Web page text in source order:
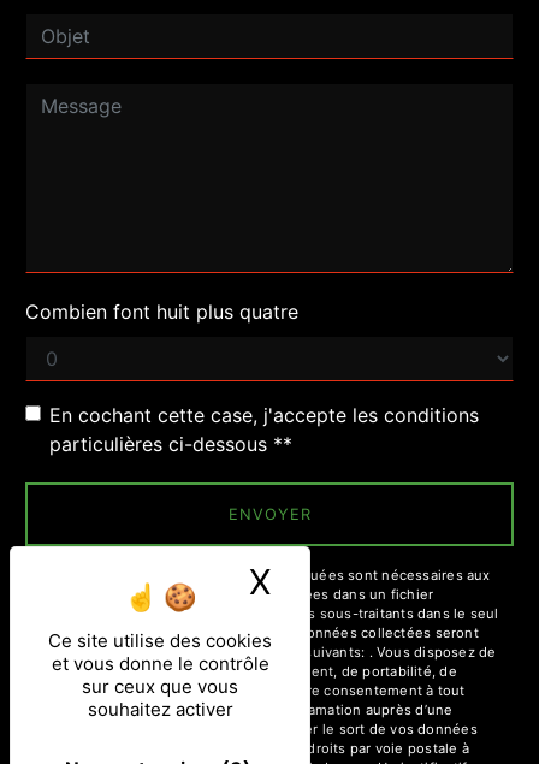
Ce site utilise des cookies
et vous donne le contrôle
sur ceux que vous
souhaitez activer
X Masquer le
Combien font huit plus quatre
En cochant cette case, j'accepte les conditions
particulières ci-dessous **
ENVOYER
** Les données personnelles communiquées sont nécessaires aux
fins de vous contacter et sont enregistrées dans un fichier
informatisé. Elles sont destinées à et ses sous-traitants dans le seul
but de répondre à votre message. Les données collectées seront
communiquées aux seuls destinataires suivants: . Vous disposez de
droits d’accès, de rectification, d’effacement, de portabilité, de
limitation, d’opposition, de retrait de votre consentement à tout
moment et du droit d’introduire une réclamation auprès d’une
autorité de contrôle, ainsi que d’organiser le sort de vos données
post-mortem. Vous pouvez exercer ces droits par voie postale à